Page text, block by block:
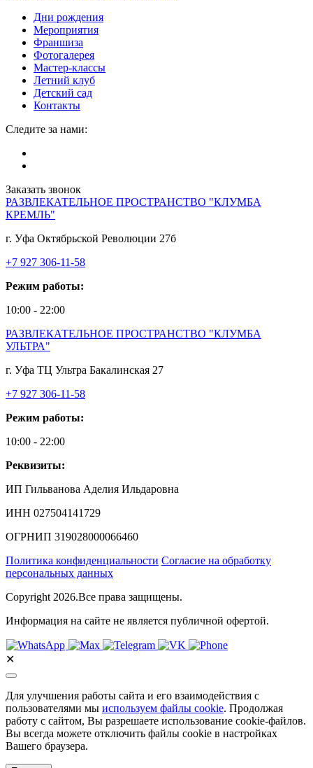
Дни рождения
Мероприятия
Франшиза
Фотогалерея
Мастер-классы
Летний клуб
Детский сад
Контакты
Следите за нами:
Заказать звонок
РАЗВЛЕКАТЕЛЬНОЕ ПРОСТРАНСТВО "КЛУМБА
КРЕМЛЬ"
г. Уфа Октябрьской Революции 27б
+7 927 306-11-58
Режим работы:
10:00 - 22:00
РАЗВЛЕКАТЕЛЬНОЕ ПРОСТРАНСТВО "КЛУМБА
УЛЬТРА"
г. Уфа ТЦ Ультра Бакалинская 27
+7 927 306-11-58
Режим работы:
10:00 - 22:00
Реквизиты:
ИП Гильванова Аделия Ильдаровна⁠
ИНН 027504141729
ОГРНИП 319028000066460
Политика конфиденциальности Согласие на обработку
персональных данных
Copyright 2026.Все права защищены.
Информация на сайте не является публичной офертой.
✕
Для улучшения работы сайта и его взаимодействия с
пользователями мы используем файлы cookie. Продолжая
работу с сайтом, Вы разрешаете использование cookie-файлов.
Вы всегда можете отключить файлы cookie в настройках
Вашего браузера.